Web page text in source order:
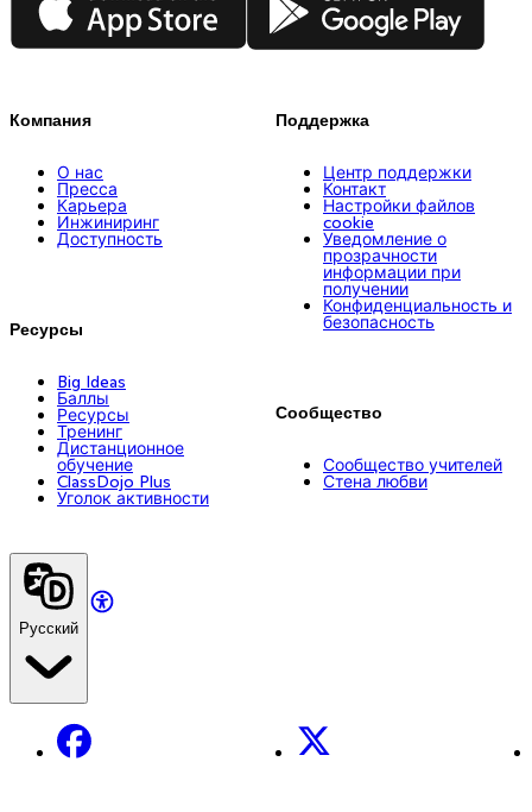
Компания
О нас
Пресса
Карьера
Инжиниринг
Доступность
Ресурсы
Big Ideas
Баллы
Ресурсы
Тренинг
Дистанционное
обучение
ClassDojo Plus
Уголок активности
Поддержка
Центр поддержки
Контакт
Настройки файлов
cookie
Уведомление о
прозрачности
информации при
получении
Конфиденциальность и
безопасность
Сообщество
Сообщество учителей
Стена любви
Русский
Facebook X